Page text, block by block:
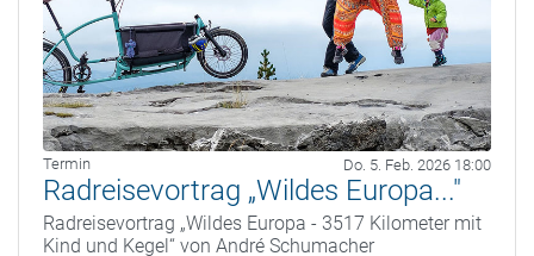
Termin Do. 5. Feb. 2026 18:00
Radreisevortrag „Wildes Europa..."
Radreisevortrag „Wildes Europa - 3517 Kilometer mit
Kind und Kegel“ von André Schumacher